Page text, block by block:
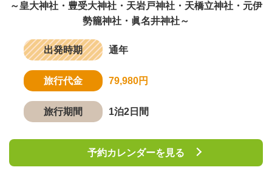
～皇大神社・豊受大神社・天岩戸神社・天橋立神社・元伊
勢籠神社・眞名井神社～
出発時期 通年
旅行代金 79,980円
旅行期間 1泊2日間
予約カレンダーを見る